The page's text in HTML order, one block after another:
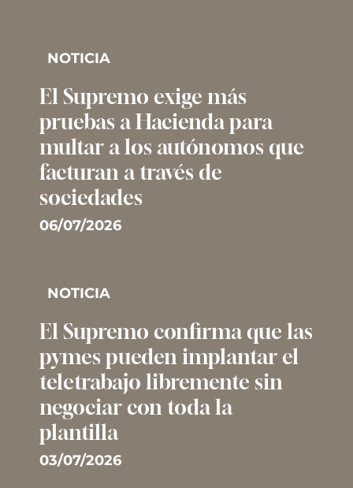
NOTICIA
El Supremo exige más
pruebas a Hacienda para
multar a los autónomos que
facturan a través de
sociedades
06/07/2026
NOTICIA
El Supremo confirma que las
pymes pueden implantar el
teletrabajo libremente sin
negociar con toda la
plantilla
03/07/2026